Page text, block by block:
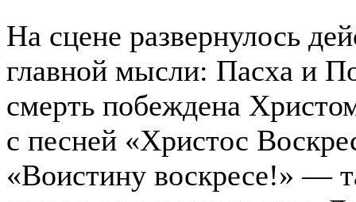
На сцене развернулось
главной мысли: Пасха и
смерть побеждена
с песней «Христос
«Воистину воскресе!» —